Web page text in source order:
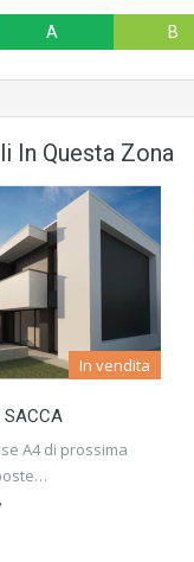
A B
In Questa Zona
In vendita
SACCA
A4 di prossima